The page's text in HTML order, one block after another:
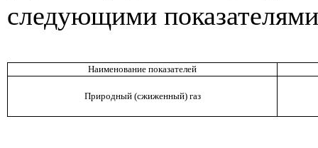
следующими
Наименование показателей
Природный (сжиженный) газ